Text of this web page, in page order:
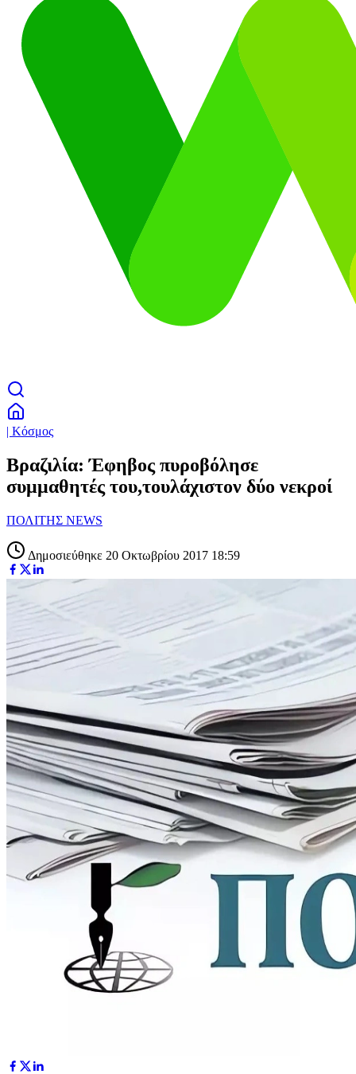
| Κόσμος
Βραζιλία: Έφηβος πυροβόλησε
συμμαθητές του,τουλάχιστον δύο νεκροί
ΠΟΛΙΤΗΣ NEWS
Δημοσιεύθηκε 20 Οκτωβρίου 2017 18:59